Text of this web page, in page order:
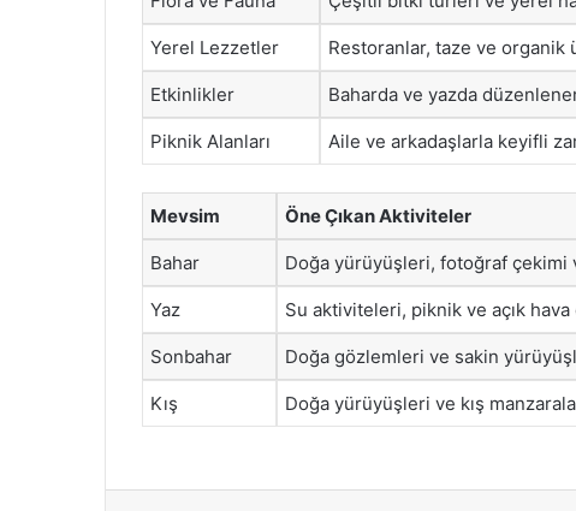
Yerel Lezzetler Restoranlar, taze ve organik
Etkinlikler Baharda ve yazda
Piknik Alanları Aile ve arkadaşlarla keyifli
Mevsim Öne Çıkan Aktiviteler
Bahar Doğa yürüyüşleri, fotoğraf çekimi
Yaz Su aktiviteleri, piknik ve açık
Sonbahar Doğa gözlemleri ve sakin
Kış Doğa yürüyüşleri ve kış